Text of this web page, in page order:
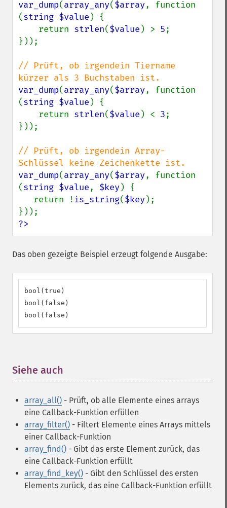
var_dump(array_any($array, function
(string $value ) {
    return
strlen($value ) > 5;
}));
// Prüft, ob irgendein Tiername
var_dump(array_any($array, function
(string $value ) {
    return
strlen($value ) < 3;
}));
// Prüft, ob irgendein Array-
var_dump(array_any($array, function
(string $value, $key) {
   return !
is_string($key);
?>
Das oben gezeigte Beispiel erzeugt folgende Ausgabe:
bool(true)
bool(false)
bool(false)
Siehe auch
array_all() - Prüft, ob alle Elemente eines arrays
eine Callback-Funktion erfüllen
array_filter() - Filtert Elemente eines Arrays mittels
einer Callback-Funktion
array_find() - Gibt das erste Element zurück, das
eine Callback-Funktion erfüllt
array_find_key() - Gibt den Schlüssel des ersten
Elements zurück, das eine Callback-Funktion erfüllt